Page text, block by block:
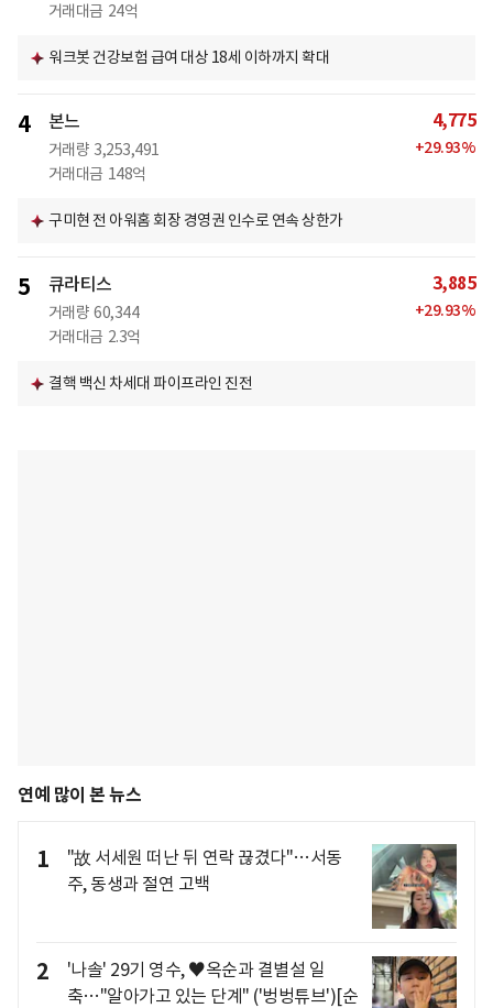
거래대금 24억
워크봇 건강보험 급여 대상 18세 이하까지 확대
4 본느
거래량 3,253,491
거래대금 148억
4,775
+29.93%
구미현 전 아워홈 회장 경영권 인수로 연속 상한가
5 큐라티스
거래량 60,344
거래대금 2.3억
3,885
+29.93%
결핵 백신 차세대 파이프라인 진전
연예 많이 본 뉴스
1
"故 서세원 떠난 뒤 연락 끊겼다"…서동
주, 동생과 절연 고백
2
'나솔' 29기 영수, ♥옥순과 결별설 일
축…"알아가고 있는 단계" ('벙벙튜브')[순